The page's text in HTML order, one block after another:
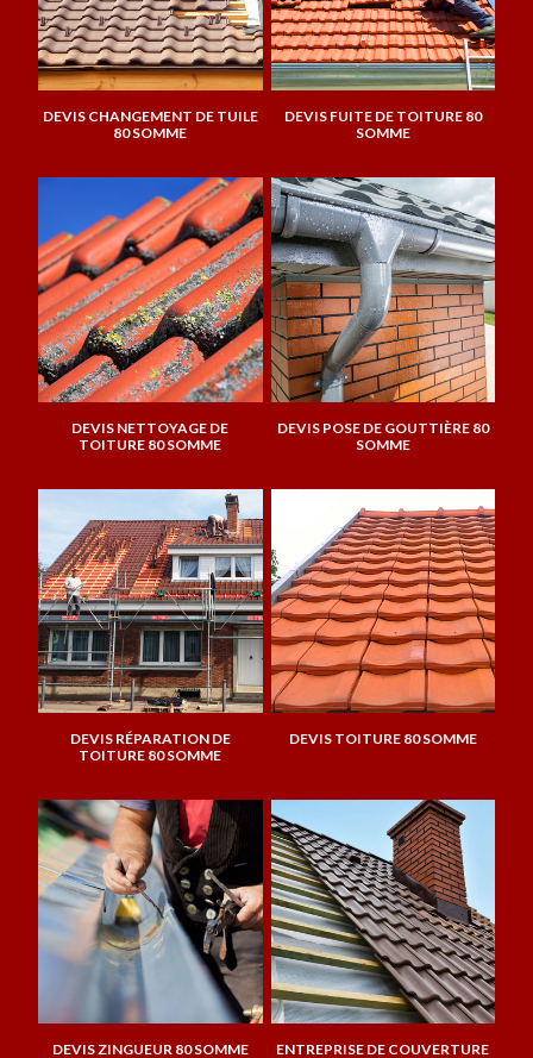
DEVIS CHANGEMENT DE TUILE
80 SOMME
DEVIS FUITE DE TOITURE 80
SOMME
DEVIS NETTOYAGE DE
TOITURE 80 SOMME
DEVIS POSE DE GOUTTIÈRE 80
SOMME
DEVIS RÉPARATION DE
TOITURE 80 SOMME
DEVIS TOITURE 80 SOMME
DEVIS ZINGUEUR 80 SOMME
ENTREPRISE DE COUVERTURE